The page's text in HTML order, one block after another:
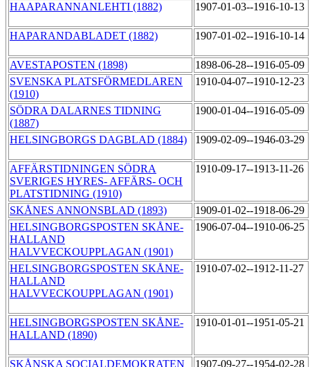
HAAPARANNANLEHTI (1882) 1907-01-03--1916-10-13
HAPARANDABLADET (1882) 1907-01-02--1916-10-14
AVESTAPOSTEN (1898)
1898-06-28--1916-05-09
SVENSKA PLATSFÖRMEDLAREN
(1910)
1910-04-07--1910-12-23
SÖDRA DALARNES TIDNING
(1887)
1900-01-04--1916-05-09
HELSINGBORGS DAGBLAD (1884) 1909-02-09--1946-03-29
AFFÄRSTIDNINGEN SÖDRA
SVERIGES HYRES- AFFÄRS- OCH
PLATSTIDNING (1910)
1910-09-17--1913-11-26
SKÅNES ANNONSBLAD (1893)
1909-01-02--1918-06-29
HELSINGBORGSPOSTEN SKÅNE-
HALLAND
HALVVECKOUPPLAGAN (1901)
1906-07-04--1910-06-25
HELSINGBORGSPOSTEN SKÅNE-
HALLAND
HALVVECKOUPPLAGAN (1901)
1910-07-02--1912-11-27
HELSINGBORGSPOSTEN SKÅNE-
HALLAND (1890)
1910-01-01--1951-05-21
SKÅNSKA SOCIALDEMOKRATEN
1907-09-27--1954-02-28